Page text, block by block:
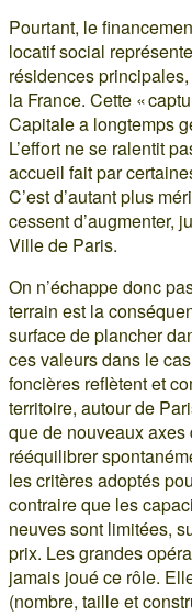
Pourtant, le
locatif social
résidences
la France. Cette «
Capitale a longtemps
L’effort ne se ralentit
accueil fait par
C’est d’autant plus
cessent d’augmenter,
Ville de Paris.
On n’échappe donc
terrain est la
surface de plancher
ces valeurs dans le
foncières reflètent et
territoire, autour de
que de nouveaux
rééquilibrer
les critères adoptés
contraire que les
neuves sont limitées,
prix. Les grandes
jamais joué ce rôle.
(nombre, taille et